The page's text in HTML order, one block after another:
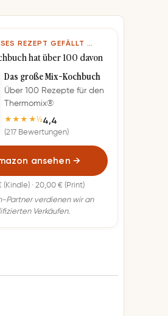
REZEPT GEFÄLLT …
hat über 100 davon
Das große Mix-Kochbuch
Über 100 Rezepte für den
Thermomix®
★★★★½4,4
(217 Bewertungen)
ansehen →
(Kindle) · 20,00 € (Print)
Partner verdienen wir an
Verkäufen.